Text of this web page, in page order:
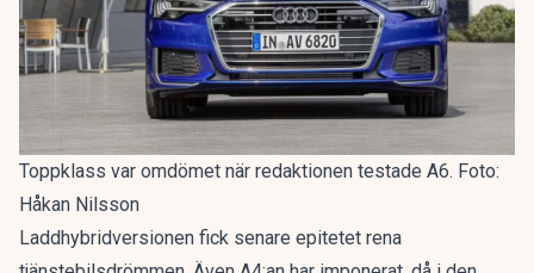
Toppklass var omdömet när redaktionen testade A6. Foto:
Håkan Nilsson
Laddhybridversionen fick senare epitetet rena